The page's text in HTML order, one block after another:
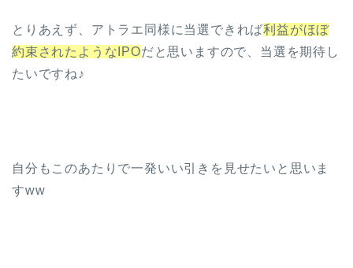
とりあえず、アトラエ同様に当選できれば利益がほぼ
約束されたようなIPOだと思いますので、当選を期待し
たいですね♪
自分もこのあたりで一発いい引きを見せたいと思いま
すww